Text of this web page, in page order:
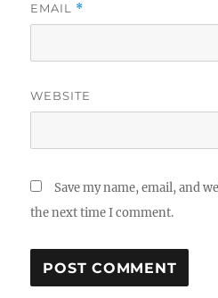
EMAIL *
WEBSITE
Save my name, email, and
the next time I comment.